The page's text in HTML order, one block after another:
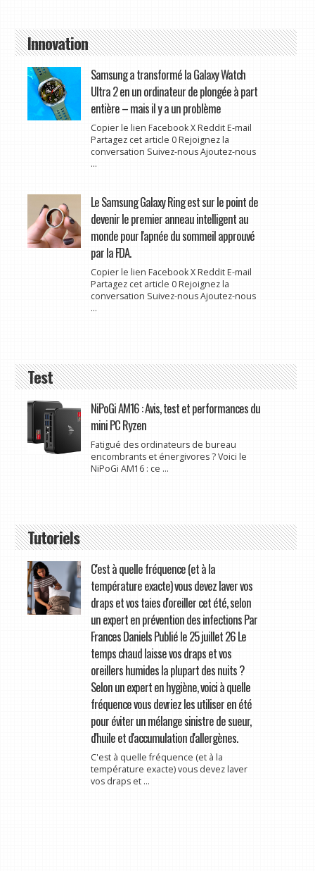
Innovation
Samsung a transformé la Galaxy Watch
Ultra 2 en un ordinateur de plongée à part
entière – mais il y a un problème
Copier le lien Facebook X Reddit E-mail
Partagez cet article 0 Rejoignez la
conversation Suivez-nous Ajoutez-nous
...
Le Samsung Galaxy Ring est sur le point de
devenir le premier anneau intelligent au
monde pour l'apnée du sommeil approuvé
par la FDA.
Copier le lien Facebook X Reddit E-mail
Partagez cet article 0 Rejoignez la
conversation Suivez-nous Ajoutez-nous
...
Test
NiPoGi AM16 : Avis, test et performances du
mini PC Ryzen
Fatigué des ordinateurs de bureau
encombrants et énergivores ? Voici le
NiPoGi AM16 : ce ...
Tutoriels
C'est à quelle fréquence (et à la
température exacte) vous devez laver vos
draps et vos taies d'oreiller cet été, selon
un expert en prévention des infections Par
Frances Daniels Publié le 25 juillet 26 Le
temps chaud laisse vos draps et vos
oreillers humides la plupart des nuits ?
Selon un expert en hygiène, voici à quelle
fréquence vous devriez les utiliser en été
pour éviter un mélange sinistre de sueur,
d'huile et d'accumulation d'allergènes.
C'est à quelle fréquence (et à la
température exacte) vous devez laver
vos draps et ...